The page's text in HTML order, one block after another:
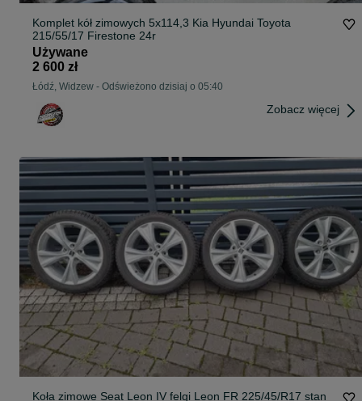
Komplet kół zimowych 5x114,3 Kia Hyundai Toyota
215/55/17 Firestone 24r
Używane
2 600 zł
Łódź, Widzew - Odświeżono dzisiaj o 05:40
Zobacz więcej
Koła zimowe Seat Leon IV felgi Leon FR 225/45/R17 stan